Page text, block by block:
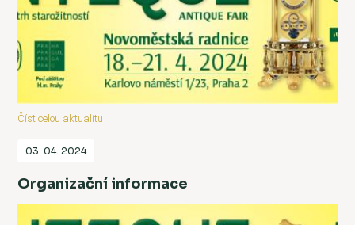
Číst celou aktualitu
03. 04. 2024
Organizační informace